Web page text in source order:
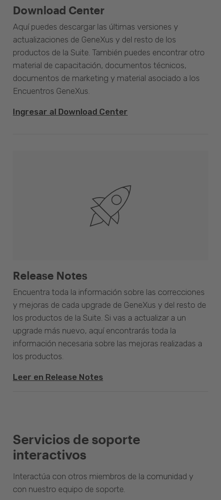
Download Center
Aquí puedes descargar las últimas versiones y
actualizaciones de GeneXus y del resto de los
productos de la Suite. También puedes encontrar otro
material de capacitación, documentos técnicos,
documentos de marketing y material asociado a los
Encuentros GeneXus.
Ingresar al Download Center
Release Notes
Encuentra toda la información sobre las correcciones
y mejoras de cada upgrade de GeneXus y del resto de
los productos de la Suite. Si vas a actualizar a un
upgrade más nuevo, aquí encontrarás toda la
información necesaria sobre las mejoras realizadas a
los productos.
Leer en Release Notes
Servicios de soporte
interactivos
Interactúa con otros miembros de la comunidad y
con nuestro equipo de soporte.